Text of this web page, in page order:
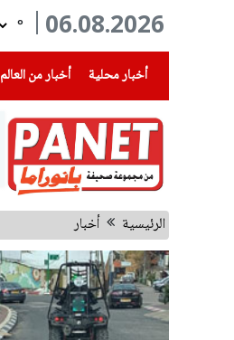
06.08.2026
°
أخبار محلية
(current) أخبار من العالم
الرئيسية أخبار